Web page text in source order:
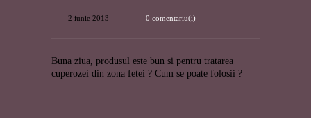
2 iunie 2013 0 comentariu(i)
Buna ziua, produsul este bun si pentru tratarea
cuperozei din zona fetei ? Cum se poate folosii ?